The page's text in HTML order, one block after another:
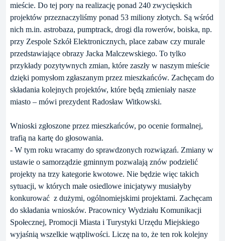
mieście. Do tej pory na realizację ponad 240 zwycięskich
projektów przeznaczyliśmy ponad 53 miliony złotych. Są wśród
nich m.in. astrobaza, pumptrack, drogi dla rowerów, boiska, np.
przy Zespole Szkół Elektronicznych, place zabaw czy murale
przedstawiające obrazy Jacka Malczewskiego. To tylko
przykłady pozytywnych zmian, które zaszły w naszym mieście
dzięki pomysłom zgłaszanym przez mieszkańców. Zachęcam do
składania kolejnych projektów, które będą zmieniały nasze
miasto – mówi prezydent Radosław Witkowski.
Wnioski zgłoszone przez mieszkańców, po ocenie formalnej,
trafią na kartę do głosowania.
- W tym roku wracamy do sprawdzonych rozwiązań. Zmiany w
ustawie o samorządzie gminnym pozwalają znów podzielić
projekty na trzy kategorie kwotowe. Nie będzie więc takich
sytuacji, w których małe osiedlowe inicjatywy musiałyby
konkurować z dużymi, ogólnomiejskimi projektami. Zachęcam
do składania wniosków. Pracownicy Wydziału Komunikacji
Społecznej, Promocji Miasta i Turystyki Urzędu Miejskiego
wyjaśnią wszelkie wątpliwości. Liczę na to, że ten rok kolejny